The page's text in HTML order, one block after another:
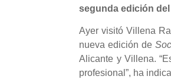
segunda edición
Ayer visitó Villena
nueva edición de
Alicante y Villena.
profesional”, ha